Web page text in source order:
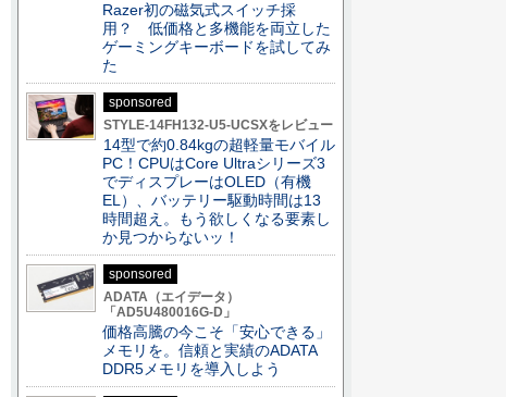
Razer初の磁気式スイッチ採
用？ 低価格と多機能を両立した
ゲーミングキーボードを試してみ
た
sponsored
STYLE-14FH132-U5-UCSXをレビュー
14型で約0.84kgの超軽量モバイル
PC！CPUはCore Ultraシリーズ3
でディスプレーはOLED（有機
EL）、バッテリー駆動時間は13
時間超え。もう欲しくなる要素し
か見つからないッ！
sponsored
ADATA（エイデータ）
「AD5U480016G-D」
価格高騰の今こそ「安心できる」
メモリを。信頼と実績のADATA
DDR5メモリを導入しよう